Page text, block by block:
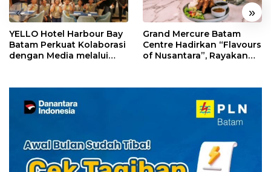
« »
YELLO Hotel Harbour Bay
Batam Perkuat Kolaborasi
dengan Media melalui
Grand Mercure Batam
Centre Hadirkan “Flavours
of Nusantara”, Rayakan